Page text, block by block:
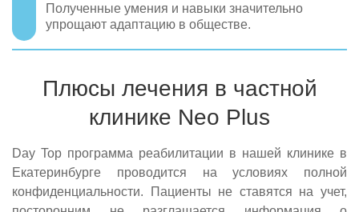
Полученные умения и навыки значительно
упрощают адаптацию в обществе.
Плюсы лечения в частной
клинике Neo Plus
Day Top программа реабилитации в нашей клинике в
Екатеринбурге проводится на условиях полной
конфиденциальности. Пациенты не ставятся на учет,